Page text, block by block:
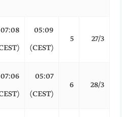
27/3
5
05:09
(CEST)
07:08
(CEST)
28/3
6
05:07
(CEST)
07:06
(CEST)